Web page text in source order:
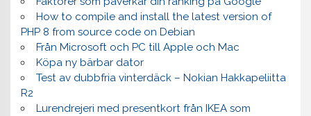
How to compile and install the latest version of
PHP 8 from source code on Debian
Från Microsoft och PC till Apple och Mac
Köpa ny bärbar dator
Test av dubbfria vinterdäck – Nokian Hakkapeliitta
R2
Lurendrejeri med presentkort från IKEA som